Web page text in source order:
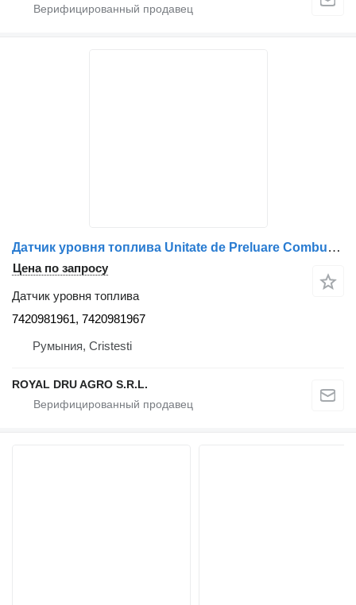
Датчик уровня топлива Unitate de Preluare Combustibil 7420981961 для грузовика Renault 7420981961 / 7420981967
Цена по запросу
Датчик уровня топлива
7420981961, 7420981967
Румыния, Cristesti
ROYAL DRU AGRO S.R.L.